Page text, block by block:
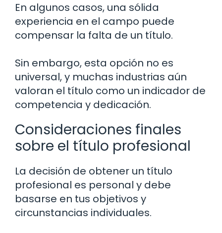
En algunos casos, una sólida
experiencia en el campo puede
compensar la falta de un título.
Sin embargo, esta opción no es
universal, y muchas industrias aún
valoran el título como un indicador de
competencia y dedicación.
Consideraciones finales
sobre el título profesional
La decisión de obtener un título
profesional es personal y debe
basarse en tus objetivos y
circunstancias individuales.